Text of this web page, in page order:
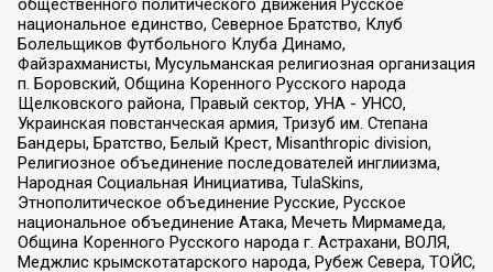
общественного политического движения Русское
национальное единство, Северное Братство, Клуб
Болельщиков Футбольного Клуба Динамо,
Файзрахманисты, Мусульманская религиозная организация
п. Боровский, Община Коренного Русского народа
Щелковского района, Правый сектор, УНА - УНСО,
Украинская повстанческая армия, Тризуб им. Степана
Бандеры, Братство, Белый Крест, Misanthropic division,
Религиозное объединение последователей инглиизма,
Народная Социальная Инициатива, TulaSkins,
Этнополитическое объединение Русские, Русское
национальное объединение Атака, Мечеть Мирмамеда,
Община Коренного Русского народа г. Астрахани, ВОЛЯ,
Меджлис крымскотатарского народа, Рубеж Севера, ТОЙС,